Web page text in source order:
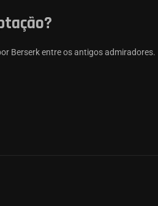
Berserk entre os antigos admiradores.